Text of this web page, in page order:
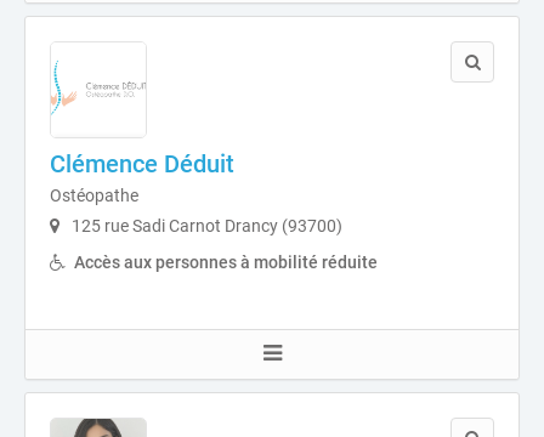
Clémence Déduit
Ostéopathe
125 rue Sadi Carnot Drancy (93700)
Accès aux personnes à mobilité réduite